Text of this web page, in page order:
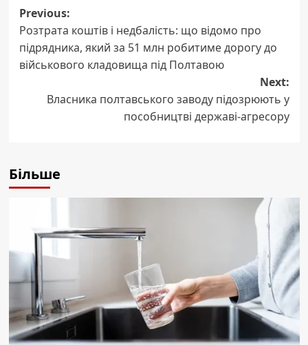
Post
navigation
Previous:
Розтрата коштів і недбалість: що відомо про
підрядника, який за 51 млн робитиме дорогу до
військового кладовища під Полтавою
Next:
Власника полтавського заводу підозрюють у
пособництві державі-агресору
Більше